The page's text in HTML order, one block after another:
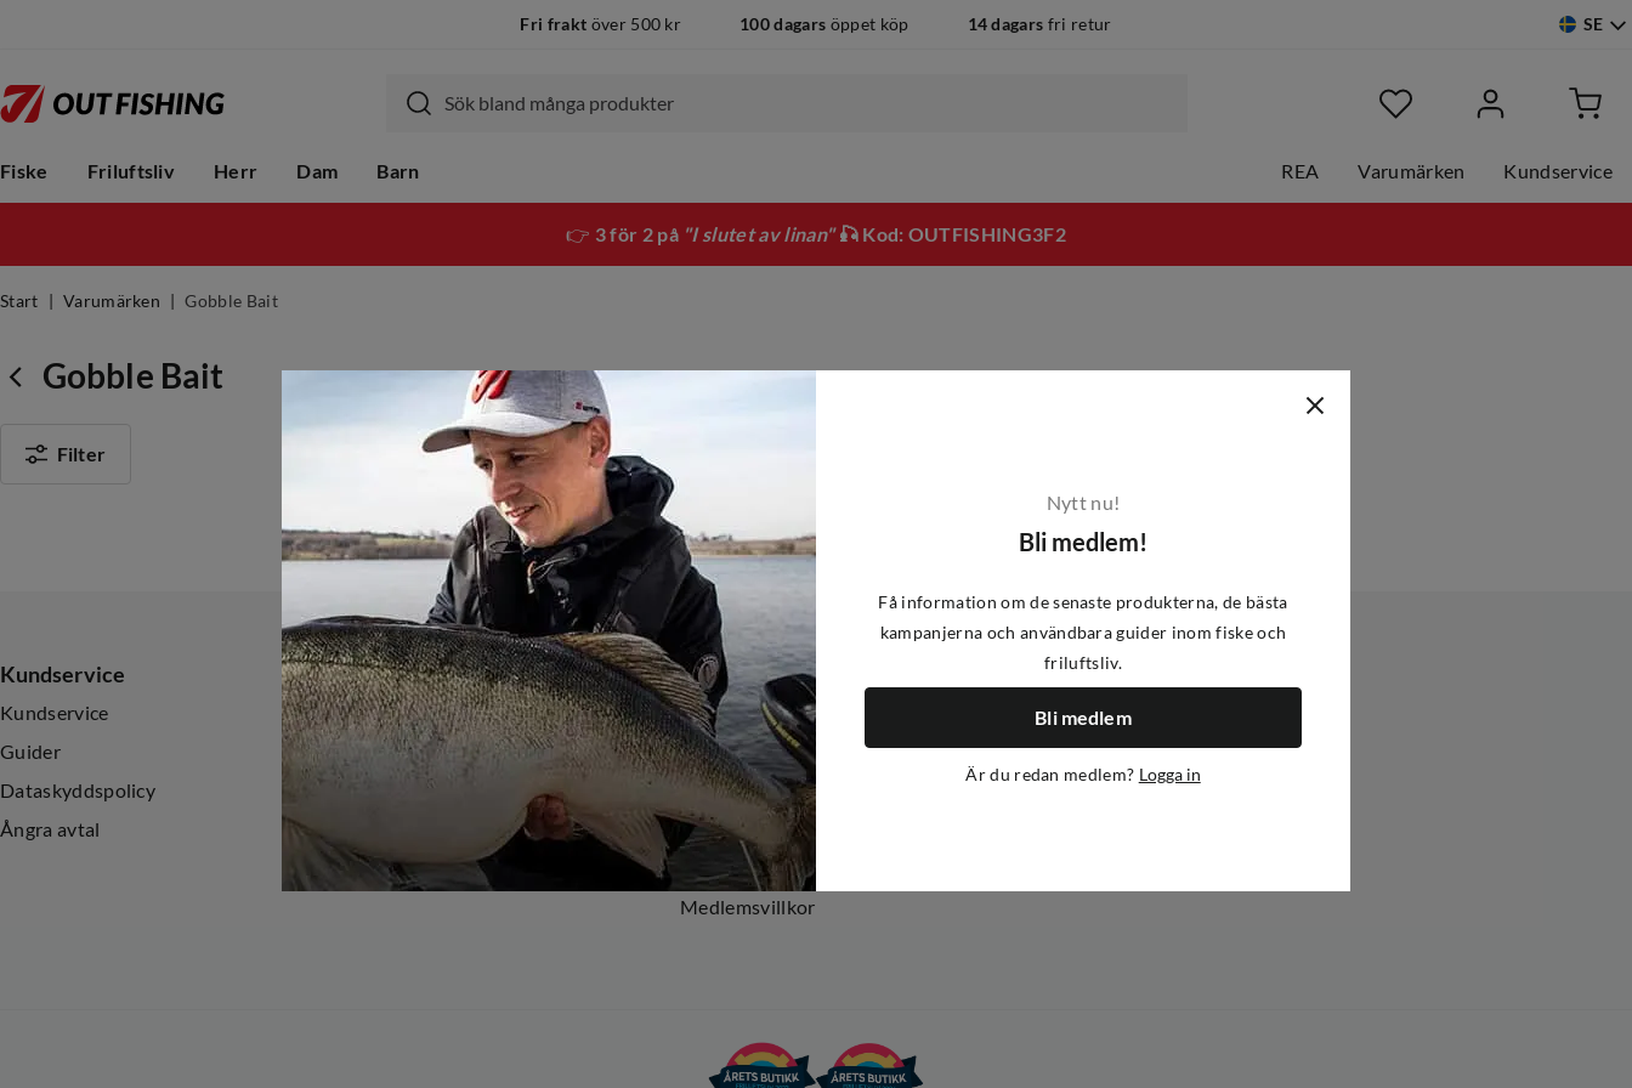
Fri frakt över 500 kr 100 dagars öppet köp 14 dagars fri retur SE
Fiske Friluftsliv Herr Dam Barn REA Varumärken Kundservice
👉 3 för 2 på "I slutet av linan"🎣 Kod: OUTFISHING3F2
Start Varumärken Gobble Bait
Gobble Bait
Filter
Kundservice
Kundservice
Guider
Dataskyddspolicy
Ångra avtal
Sortiment
Nyheter
Kampanjer
Om oss
Om Out Fishing
Operation Goksjø
Hållbarhet
Öppenhet
Kundklubb
Medlemsvillkor
Nytt nu!
Bli medlem!
Få information om de senaste produkterna, de bästa
kampanjerna och användbara guider inom fiske och
friluftsliv.
Bli medlem
Är du redan medlem? Logga in